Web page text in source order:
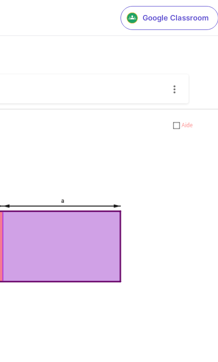
Google Classroom